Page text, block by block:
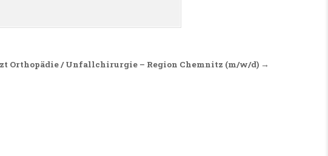
Orthopädie / Unfallchirurgie – Region Chemnitz (m/w/d) →